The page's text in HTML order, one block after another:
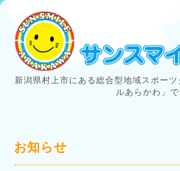
新潟県村上市にある総合型地域スポー
ルあらかわ」で
お知らせ